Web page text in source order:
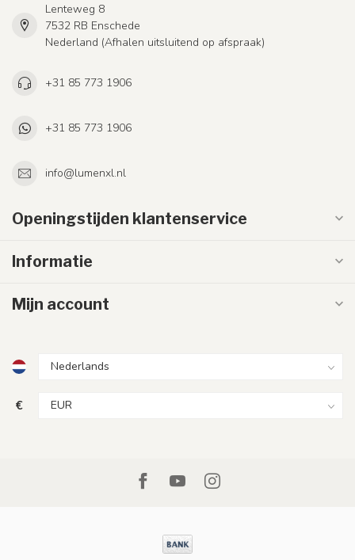
Lenteweg 8
7532 RB Enschede
Nederland (Afhalen uitsluitend op afspraak)
+31 85 773 1906
+31 85 773 1906
info@lumenxl.nl
Openingstijden klantenservice
Informatie
Mijn account
€